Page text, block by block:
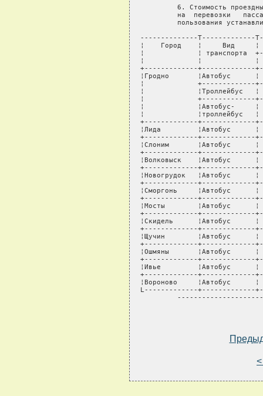
6. Стоимость
на  перевозки
пользования
--------------T-------------
¦    Город    ¦     Вид     ¦
¦             ¦ транспорта
¦             ¦             ¦
+-------------+-------------
¦Гродно       ¦Автобус
¦             +-------------
¦             ¦Троллейбус   ¦
¦             +-------------
¦             ¦Автобус-     ¦
¦
+-------------+-------------
¦Лида         ¦Автобус      ¦
+-------------+-------------
¦Слоним       ¦Автобус
+-------------+-------------
¦Волковыск    ¦Автобус
+-------------+-------------
¦Новогрудок   ¦Автобус
+-------------+-------------
¦Сморгонь     ¦Автобус
+-------------+-------------
¦Мосты        ¦Автобус
+-------------+-------------
¦Скидель      ¦Автобус
+-------------+-------------
¦Щучин        ¦Автобус
+-------------+-------------
¦Ошмяны       ¦Автобус
+-------------+-------------
¦Ивье         ¦Автобус      ¦
+-------------+-------------
¦Вороново     ¦Автобус
L-------------+-------------